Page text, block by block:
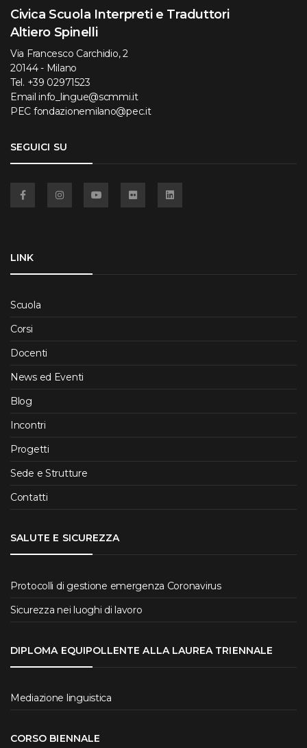
Civica Scuola Interpreti e Traduttori
Altiero Spinelli
Via Francesco Carchidio, 2
20144 - Milano
Tel. +39 02971523
Email info_lingue@scmmi.it
PEC fondazionemilano@pec.it
SEGUICI SU
LINK
Scuola
Corsi
Docenti
News ed Eventi
Blog
Incontri
Progetti
Sede e Strutture
Contatti
SALUTE E SICUREZZA
Protocolli di gestione emergenza Coronavirus
Sicurezza nei luoghi di lavoro
DIPLOMA EQUIPOLLENTE ALLA LAUREA TRIENNALE
Mediazione linguistica
CORSO BIENNALE